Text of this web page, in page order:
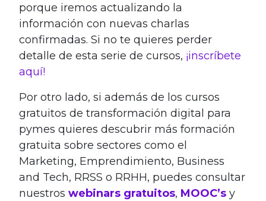
porque iremos actualizando la
información con nuevas charlas
confirmadas. Si no te quieres perder
detalle de esta serie de cursos, ¡inscríbete
aquí!
Por otro lado, si además de los cursos
gratuitos de transformación digital para
pymes quieres descubrir más formación
gratuita sobre sectores como el
Marketing, Emprendimiento, Business
and Tech, RRSS o RRHH, puedes consultar
nuestros webinars gratuitos, MOOC’s y